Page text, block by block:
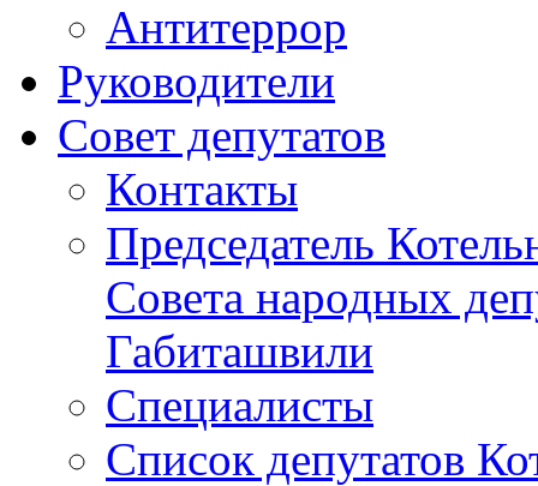
Антитеррор
Руководители
Совет депутатов
Контакты
Председатель
Совета народных
Габиташвили
Специалисты
Список депутатов